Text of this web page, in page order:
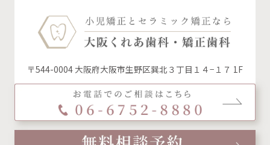
〒544-0004 大阪府大阪市生野区巽北３丁目１４−１７ 1F